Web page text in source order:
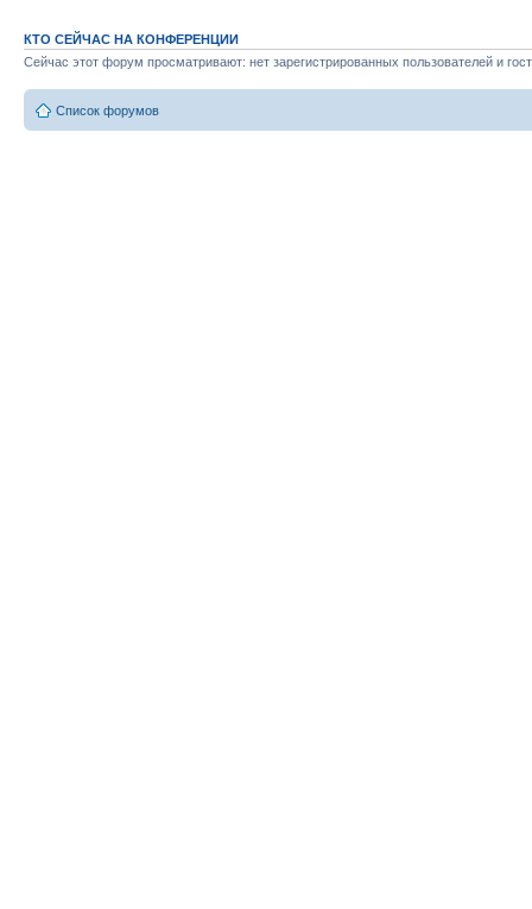
КТО СЕЙЧАС НА КОНФЕРЕНЦИИ
Сейчас этот форум просматривают: нет зарегистрированных пользователей и
Список форумов